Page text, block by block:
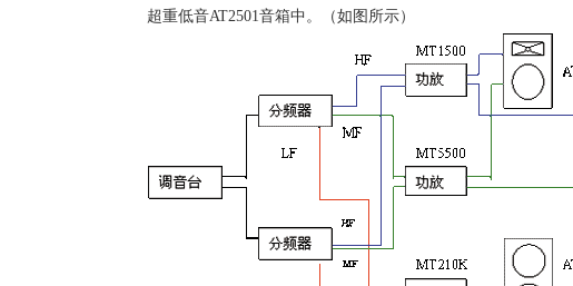
超重低音AT2501音箱中。（如图所示）